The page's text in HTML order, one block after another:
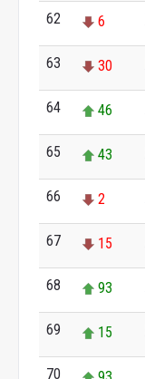
62 6
63 30
64 46
65 43
66 2
67 15
68 93
69 15
70